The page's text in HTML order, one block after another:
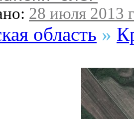
28 июля 2013
область »